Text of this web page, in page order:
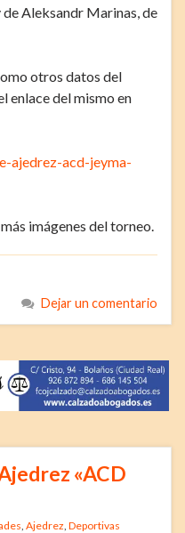
Aleksandr Marinas, de
otros datos del
enlace del mismo en
ajedrez-acd-jeyma-
imágenes del torneo.
Dejar un comentario
«ACD
Ajedrez Deportivas